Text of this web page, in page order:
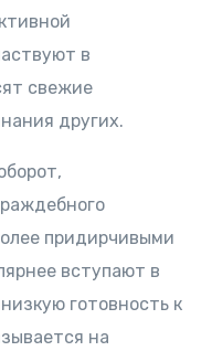
в
свежие
других.
придирчивыми
вступают в
готовность к
на